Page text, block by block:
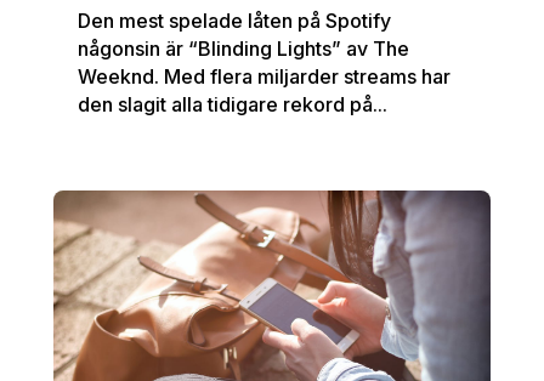
Den mest spelade låten på Spotify
någonsin är “Blinding Lights” av The
Weeknd. Med flera miljarder streams har
den slagit alla tidigare rekord på...